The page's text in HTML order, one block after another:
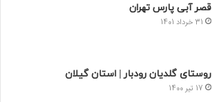
قصر آبی پارس تهران
31 خرداد 1401
روستای گلدیان رودبار | استان گیلان
17 تیر 1400